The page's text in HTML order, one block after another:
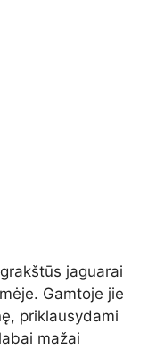
jaguarai
Gamtoje jie
priklausydami
mažai